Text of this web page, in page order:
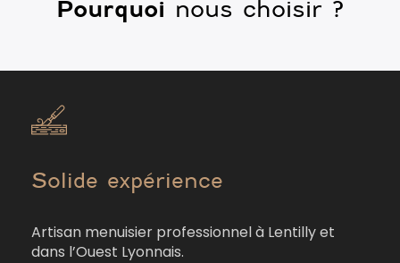
Pourquoi nous choisir ?
Solide expérience
Artisan menuisier professionnel à Lentilly et
dans l’Ouest Lyonnais.